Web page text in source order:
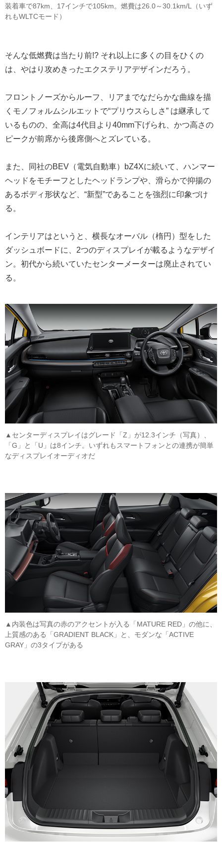
装着車で87km、17インチで105km。燃費は26.0～30.1km/L（いず
れもWLTCモード）
そんな低燃費は当たり前!? それ以上に多くの目をひくの
は、やはり攻めきったエクステリアデザインだろう。
フロントノーズからルーフ、リアまでなだらかな曲線を描
くモノフォルムシルエットで“プリウスらしさ” は継承して
いるものの、全高は4代目より40mm下げられ、かつ高さの
ピークが前席から後席側へとズレている。
また、同社のBEV（電気自動車）bZ4Xに続いて、ハンマー
ヘッドをモチーフとしたヘッドランプや、滑らかで抑揚の
あるボディ形状など、“新型”であることを強烈に印象づけ
る。
インテリアはというと、横長なオーバル（楕円）型をした
ダッシュボードに、2つのディスプレイが載るようなデザイ
ン。初代から続いていたセンターメーターは廃止されてい
る。
▲センターディスプレイはグレード「Z」が12.3インチ（写真）、
「G」と「U」は8インチ。いずれもスマートフォンとの連携が簡単
なディスプレイオーディオだ
▲内装色は写真の赤のアクセントが入る「MATURE RED」の他に、
上質感のある「GRADIENT BLACK」と、モダンな「ACTIVE
GRAY」の3タイプがある